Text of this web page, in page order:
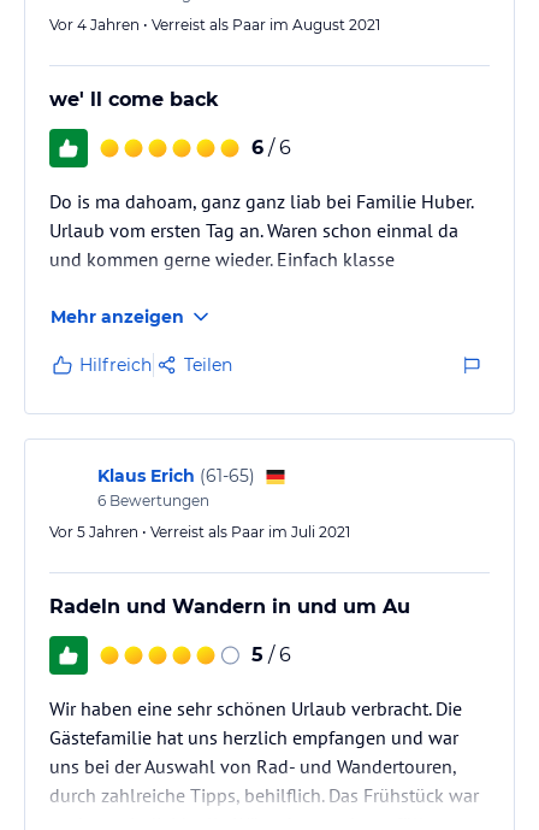
Vor 4 Jahren • Verreist als Paar im August 2021
we' ll come back
6 / 6
Do is ma dahoam, ganz ganz liab bei Familie Huber.
Urlaub vom ersten Tag an. Waren schon einmal da
und kommen gerne wieder. Einfach klasse
Mehr anzeigen
Hilfreich Teilen
Klaus Erich (61-65)
6 Bewertungen
Vor 5 Jahren • Verreist als Paar im Juli 2021
Radeln und Wandern in und um Au
5 / 6
Wir haben eine sehr schönen Urlaub verbracht. Die
Gästefamilie hat uns herzlich empfangen und war
uns bei der Auswahl von Rad- und Wandertouren,
durch zahlreiche Tipps, behilflich. Das Frühstück war